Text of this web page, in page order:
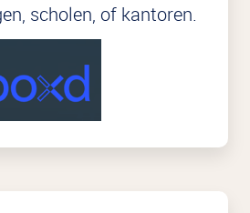
scholen, of kantoren.